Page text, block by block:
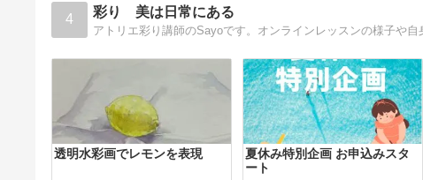
4 彩り 美は日常にある
透明水彩画でレモンを表現
夏休み特別企画 お申込みスタ
ート